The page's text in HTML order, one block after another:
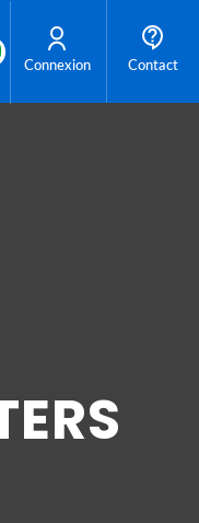
Connexion Contact